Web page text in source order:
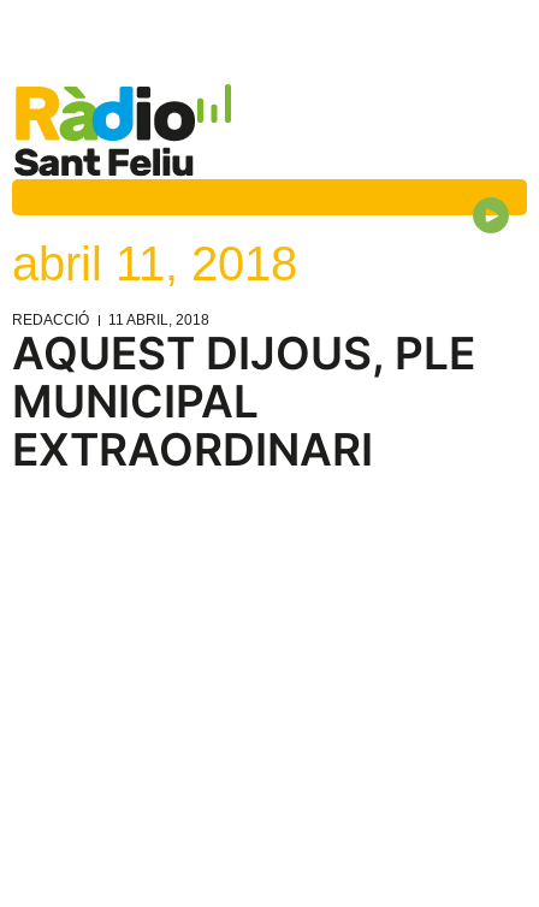
abril 11, 2018
REDACCIÓ 11 ABRIL, 2018
AQUEST DIJOUS, PLE
MUNICIPAL
EXTRAORDINARI